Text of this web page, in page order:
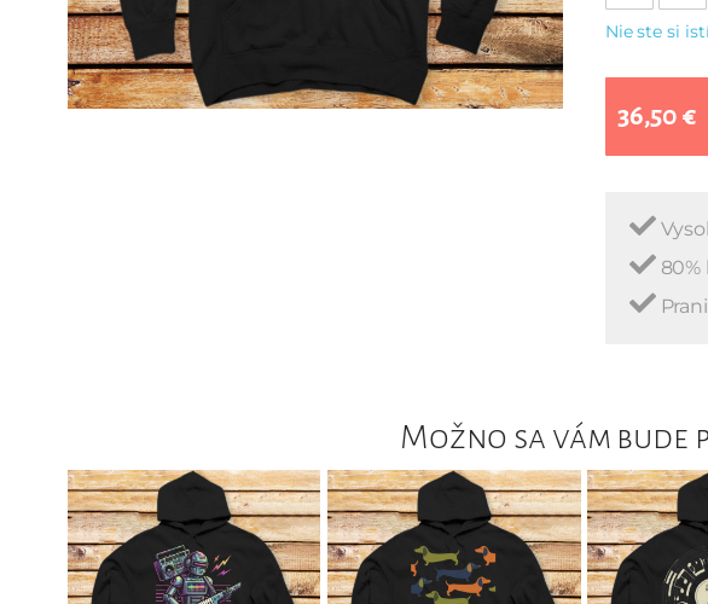
Nie ste si
36,50 €
80%
Možno sa vám bude